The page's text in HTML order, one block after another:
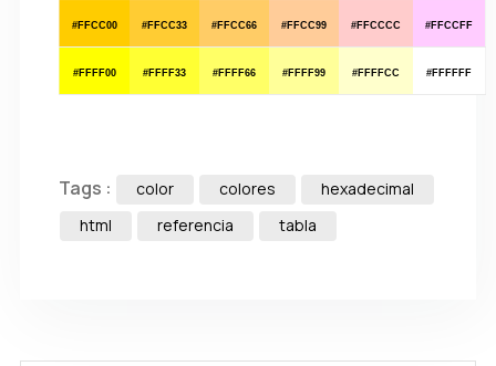
#FFCC00 #FFCC33 #FFCC66 #FFCC99 #FFCCCC #FFCCFF
#FFFF00 #FFFF33 #FFFF66 #FFFF99 #FFFFCC #FFFFFF
Tags : color colores
hexadecimal
html
referencia tabla